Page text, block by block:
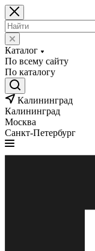
Каталог
По всему сайту
По каталогу
Калининград
Калининград
Москва
Санкт-Петербург